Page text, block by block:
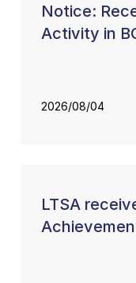
Notice:
Activity in
2026/08/04
LTSA